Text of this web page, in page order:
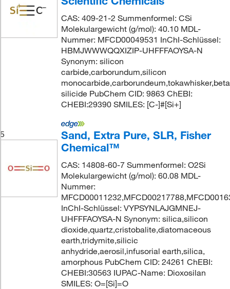
CAS: 409-21-2 Summenformel: CSi
Molekulargewicht (g/mol): 40.10 MDL-
Nummer: MFCD00049531 InChI-Schlüssel:
HBMJWWWQQXIZIP-UHFFFAOYSA-N
Synonym: silicon
carbide,carborundum,silicon
silicide PubChem CID: 9863 ChEBI:
CHEBI:29390 SMILES: [C-]#[Si+]
5
Sand, Extra Pure, SLR, Fisher
Chemical™
CAS: 14808-60-7 Summenformel: O2Si
Molekulargewicht (g/mol): 60.08 MDL-
Nummer:
InChI-Schlüssel: VYPSYNLAJGMNEJ-
UHFFFAOYSA-N Synonym: silica,silicon
dioxide,quartz,cristobalite,diatomaceous
earth,tridymite,silicic
anhydride,aerosil,infusorial earth,silica,
amorphous PubChem CID: 24261 ChEBI:
CHEBI:30563 IUPAC-Name: Dioxosilan
SMILES: O=[Si]=O